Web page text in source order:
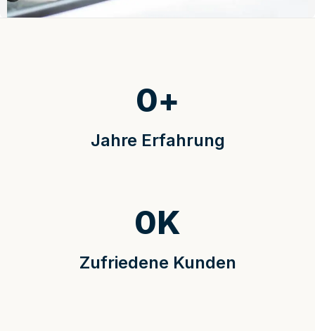
Jahre Erfahrung
0+
Zufriedene Kunden
0K